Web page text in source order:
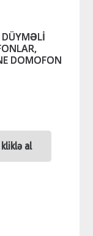
DOMOFON
kliklə al